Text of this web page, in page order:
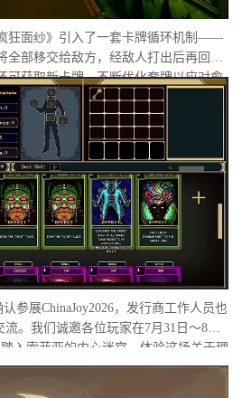
狂面纱》引入了一套卡牌循环机制——
全部移交给敌方，经敌人打出后再回归
可获取新卡牌，不断优化套牌以应对愈
呈现上，游戏采用独特的复古像素画
失真的质感，营造出兼具复古感与精
感的氛围体验。
参展ChinaJoy2026，发行商工作人员也
。我们诚邀各位玩家在7月31日～8月2
入索菲亚的内心迷宫，体验这场关于理
狂的独特旅程。